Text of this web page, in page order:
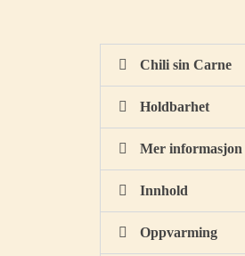
Chili sin Carne
Holdbarhet
Mer informasjon
Innhold
Oppvarming